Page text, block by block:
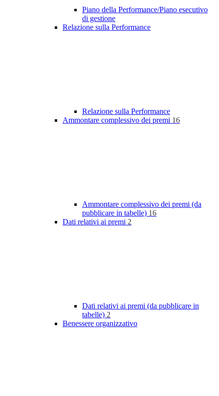
Piano della Performance/Piano esecutivo
di gestione
Relazione sulla Performance
Relazione sulla Performance
Ammontare complessivo dei premi 16
Ammontare complessivo dei premi (da
pubblicare in tabelle) 16
Dati relativi ai premi 2
Dati relativi ai premi (da pubblicare in
tabelle) 2
Benessere organizzativo